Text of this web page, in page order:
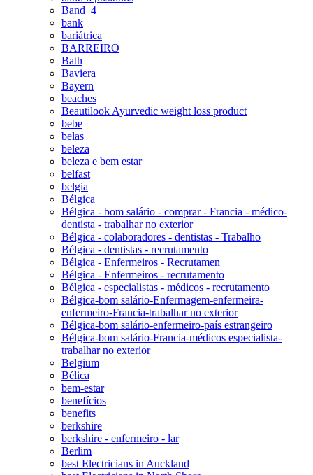
Band_4
bank
bariátrica
BARREIRO
Bath
Baviera
Bayern
beaches
Beautilook Ayurvedic weight loss product
bebe
belas
beleza
beleza e bem estar
belfast
belgia
Bélgica
Bélgica - bom salário - comprar - Francia - médico-
dentista - trabalhar no exterior
Bélgica - colaboradores - dentistas - Trabalho
Bélgica - dentistas - recrutamento
Bélgica - Enfermeiros - Recrutamen
Bélgica - Enfermeiros - recrutamento
Bélgica - especialistas - médicos - recrutamento
Bélgica-bom salário-Enfermagem-enfermeira-
enfermeiro-Francia-trabalhar no exterior
Bélgica-bom salário-enfermeiro-país estrangeiro
Bélgica-bom salário-Francia-médicos especialista-
trabalhar no exterior
Belgium
Bélica
bem-estar
benefícios
benefits
berkshire
berkshire - enfermeiro - lar
Berlim
best Electricians in Auckland